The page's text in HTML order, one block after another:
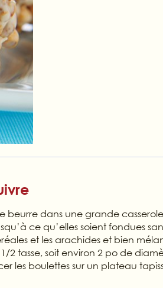
beurre dans une grande
ce qu’elles soient fondues
et les arachides et bien
2 tasse, soit environ 2 po de
les boulettes sur un plateau